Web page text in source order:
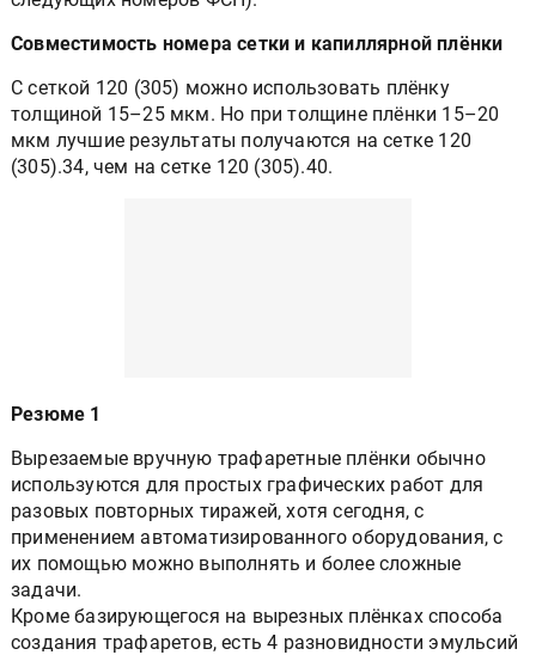
Совместимость номера сетки и капиллярной плёнки
С сеткой 120 (305) можно использовать плёнку
толщиной 15–25 мкм. Но при толщине плёнки 15–20
мкм лучшие результаты получаются на сетке 120
(305).34, чем на сетке 120 (305).40.
Резюме 1
Вырезаемые вручную трафаретные плёнки обычно
используются для простых графических работ для
разовых повторных тиражей, хотя сегодня, с
применением автоматизированного оборудования, с
их помощью можно выполнять и более сложные
задачи.
Кроме базирующегося на вырезных плёнках способа
создания трафаретов, есть 4 разновидности эмульсий